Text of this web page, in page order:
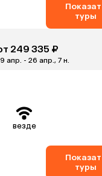
туры
249 335 ₽
апр. - 26 апр., 7 н.
везде
туры